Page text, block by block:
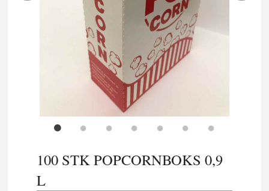
100 STK POPCORNBOKS 0,9
L